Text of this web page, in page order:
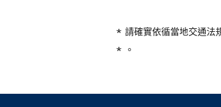
請確實依循當地交通法
。